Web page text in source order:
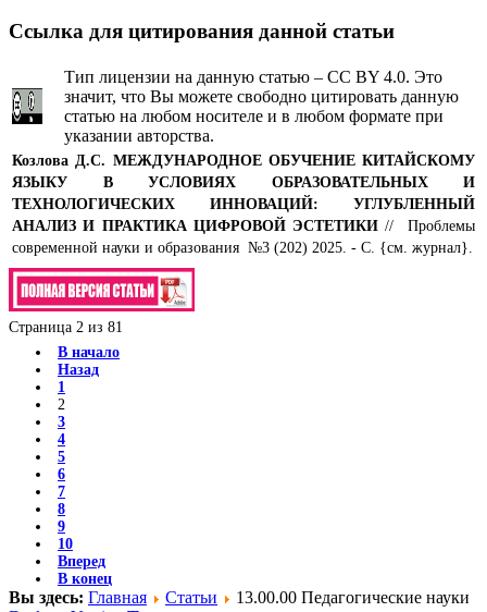
Ссылка для цитирования данной статьи
Тип лицензии на данную статью – CC BY 4.0. Это
значит, что Вы можете свободно цитировать данную
статью на любом носителе и в любом формате при
указании авторства.
Козлова Д.С. МЕЖДУНАРОДНОЕ ОБУЧЕНИЕ КИТАЙСКОМУ
ЯЗЫКУ В УСЛОВИЯХ ОБРАЗОВАТЕЛЬНЫХ И
ТЕХНОЛОГИЧЕСКИХ ИННОВАЦИЙ: УГЛУБЛЕННЫЙ
АНАЛИЗ И ПРАКТИКА ЦИФРОВОЙ ЭСТЕТИКИ // Проблемы
современной науки и образования №3 (202) 2025. - С. {см. журнал}.
Страница 2 из 81
В начало
Назад
1
2
3
4
5
6
7
8
9
10
Вперед
В конец
Вы здесь: Главная Статьи
13.00.00 Педагогические науки